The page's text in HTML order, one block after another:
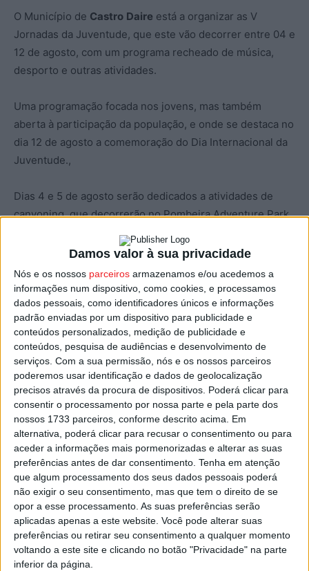
Damos valor à sua privacidade
Nós e os nossos parceiros armazenamos e/ou acedemos a
informações num dispositivo, como cookies, e processamos
dados pessoais, como identificadores únicos e informações
padrão enviadas por um dispositivo para publicidade e
conteúdos personalizados, medição de publicidade e
conteúdos, pesquisa de audiências e desenvolvimento de
serviços. Com a sua permissão, nós e os nossos parceiros
poderemos usar identificação e dados de geolocalização
precisos através da procura de dispositivos. Poderá clicar para
consentir o processamento por nossa parte e pela parte dos
nossos 1733 parceiros, conforme descrito acima. Em
alternativa, poderá clicar para recusar o consentimento ou para
aceder a informações mais pormenorizadas e alterar as suas
preferências antes de dar consentimento. Tenha em atenção
que algum processamento dos seus dados pessoais poderá
não exigir o seu consentimento, mas que tem o direito de se
opor a esse processamento. As suas preferências serão
aplicadas apenas a este website. Você pode alterar suas
preferências ou retirar seu consentimento a qualquer momento
voltando a este site e clicando no botão "Privacidade" na parte
inferior da página.
O Município de Castro Daire está a organizar as V
Jornadas da Juventude, que este vão decorrer entre 04 e
12 de agosto, com um programa recheado de música,
desporto e outras atividades.
Uma programação focada nos jovens, mas também
aberta à participação da população, e onde se destaca no
dia 12 de agosto a comemoração do Dia Internacional da
Juventude.,
Dias 4 e 5 de agosto serão dedicados a atividades de
canyoning, que decorrerão no Pombeira Adventure Park,
e para as quais a inscrição é obrigatória.
Dia 06 haverá atividades na Praia Fluvial de Folgosa e à
noite, pelas 21:30, a Gala de Talento Jovem, nas
Carrancas.
No dia 07 de agosto o programa inclui atividades de
paintball, e a noite vai fechar com a música da Banda Mau
Feitio.
No programa do dia 08 destaque à noite para as atuações
de Ana Cardoso e de João Gonçalves e no dia 09 a
Castro Daire Color Run.
A 10 de agosto o Dia da Juventude contará com tunas
académicas e uma serenata, e no dia 11 destaque para a
Final Nacional da eleição da Miss Teen Portugal 2025.
O programa fecha no dia 12 com a Castro Daire Young